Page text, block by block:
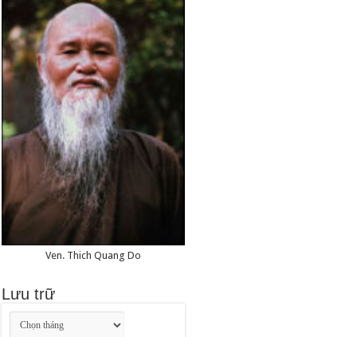
Ven. Thich Quang Do
Lưu trữ
Lưu
trữ